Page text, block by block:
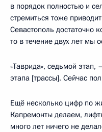
в порядок полностью и
стремиться тоже
Севастополь достаточно
то в течение двух лет мы
«Таврида», седьмой
этапа [трассы]. Сейчас
Ещё несколько цифр по
Капремонты делаем,
много лет ничего не